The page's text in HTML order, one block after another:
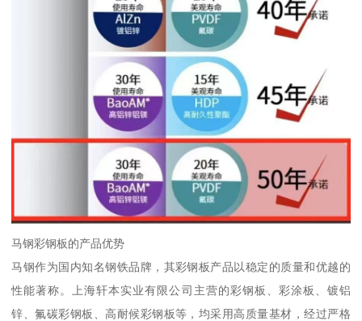
马钢彩钢板的产品优势
马钢作为国内知名钢铁品牌，其彩钢板产品以稳定的质量和优越的
性能著称。上海轩本实业有限公司主营的彩钢板、彩涂板、镀铝
锌、氟碳彩钢板、高耐候彩钢板等，均采用高质量基材，经过严格